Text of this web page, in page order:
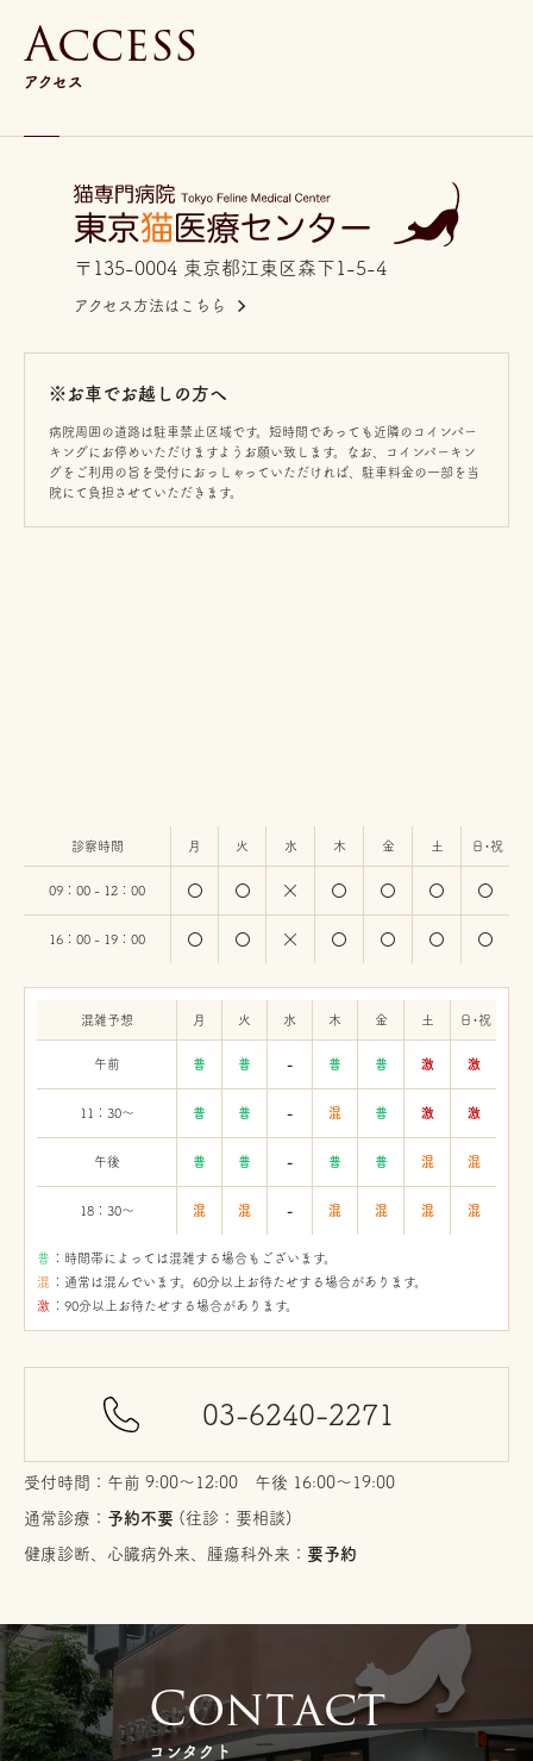
Access
アクセス
〒135-0004 東京都江東区森下1-5-4
アクセス方法はこちら
※お車でお越しの方へ
病院周囲の道路は駐車禁止区域です。短時間であっても近隣のコインパー
キングにお停めいただけますようお願い致します。なお、コインパーキン
グをご利用の旨を受付におっしゃっていただければ、駐車料金の一部を当
院にて負担させていただきます。
診察時間 月 火 水 木 金 土 日・祝
09：00 - 12：00
16：00 - 19：00
混雑予想 月 火 水 木 金 土 日・祝
午前 普 普 - 普 普 激 激
11：30〜 普 普 - 混 普 激 激
午後 普 普 - 普 普 混 混
18：30〜 混 混 - 混 混 混 混
：時間帯によっては混雑する場合もございます。
：通常は混んでいます。60分以上お待たせする場合があります。
：90分以上お待たせする場合があります。
03-6240-2271
受付時間：午前 9:00〜12:00 午後 16:00〜19:00
通常診療： 予約不要 (往診：要相談)
健康診断、心臓病外来、腫瘍科外来： 要予約
Contact
コンタクト